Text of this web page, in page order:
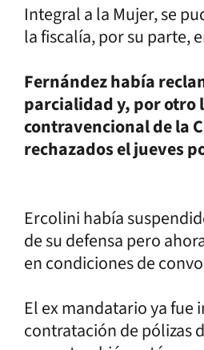
Integral a la Mujer, se
la fiscalía, por su parte,
Fernández había
parcialidad y, por otro
contravencional de la
rechazados el jueves
Ercolini había
de su defensa pero
en condiciones de
El ex mandatario ya fue
contratación de pólizas